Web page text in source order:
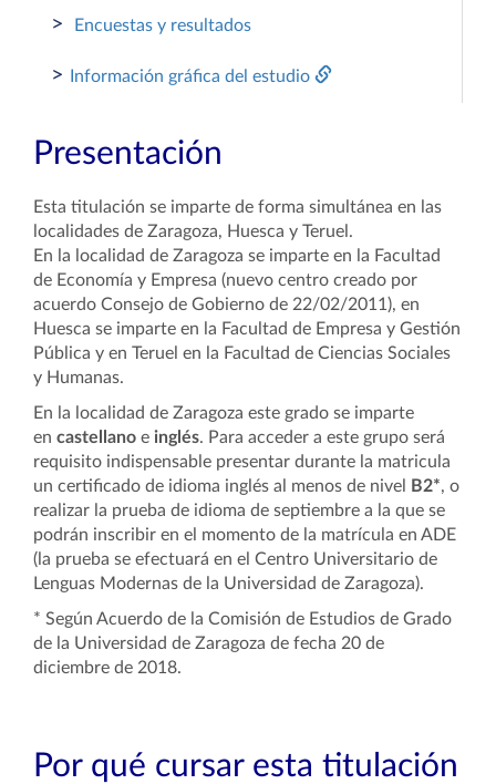
> Encuestas y resultados
> Información gráfica del estudio
Presentación
Esta titulación se imparte de forma simultánea en las
localidades de Zaragoza, Huesca y Teruel.
En la localidad de Zaragoza se imparte en la Facultad
de Economía y Empresa (nuevo centro creado por
acuerdo Consejo de Gobierno de 22/02/2011), en
Huesca se imparte en la Facultad de Empresa y Gestión
Pública y en Teruel en la Facultad de Ciencias Sociales
y Humanas.
En la localidad de Zaragoza este grado se imparte
en castellano e inglés. Para acceder a este grupo será
requisito indispensable presentar durante la matricula
un certificado de idioma inglés al menos de nivel
B2*, o
realizar la prueba de idioma de septiembre a la que se
podrán inscribir en el momento de la matrícula en ADE
( la prueba se efectuará en el Centro Universitario de
Lenguas Modernas de la Universidad de Zaragoza).
* Según Acuerdo de la Comisión de Estudios de Grado
de la Universidad de Zaragoza de fecha 20 de
diciembre de 2018.
Por qué cursar esta titulación